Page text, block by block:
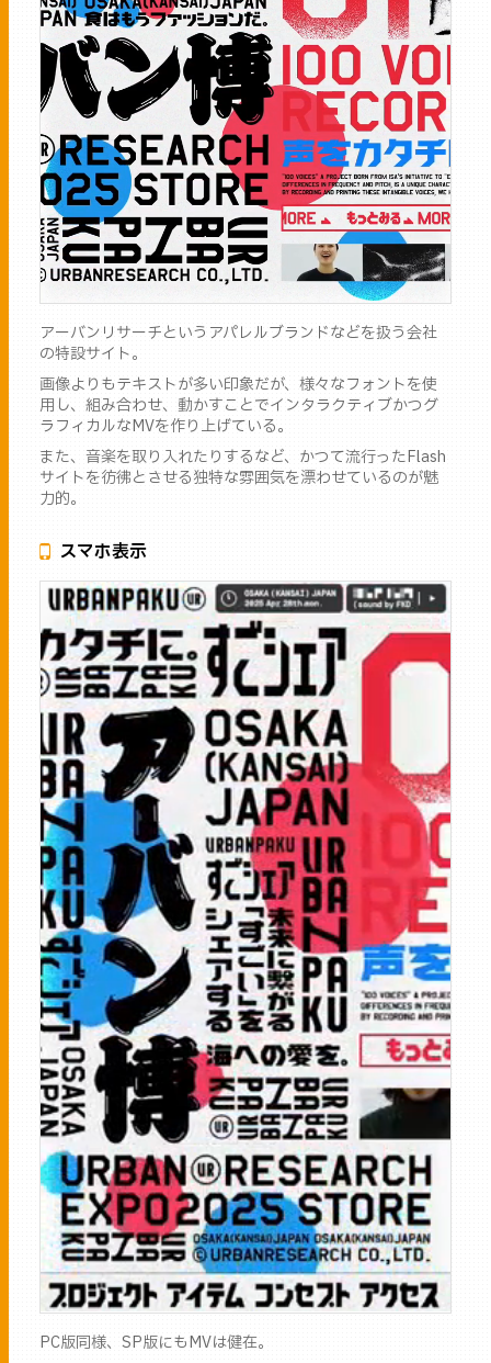
アーバンリサーチというアパレルブランドなどを扱う会社
の特設サイト。
画像よりもテキストが多い印象だが、様々なフォントを使
用し、組み合わせ、動かすことでインタラクティブかつグ
ラフィカルなMVを作り上げている。
また、音楽を取り入れたりするなど、かつて流行ったFlash
サイトを彷彿とさせる独特な雰囲気を漂わせているのが魅
力的。
スマホ表示
PC版同様、SP版にもMVは健在。